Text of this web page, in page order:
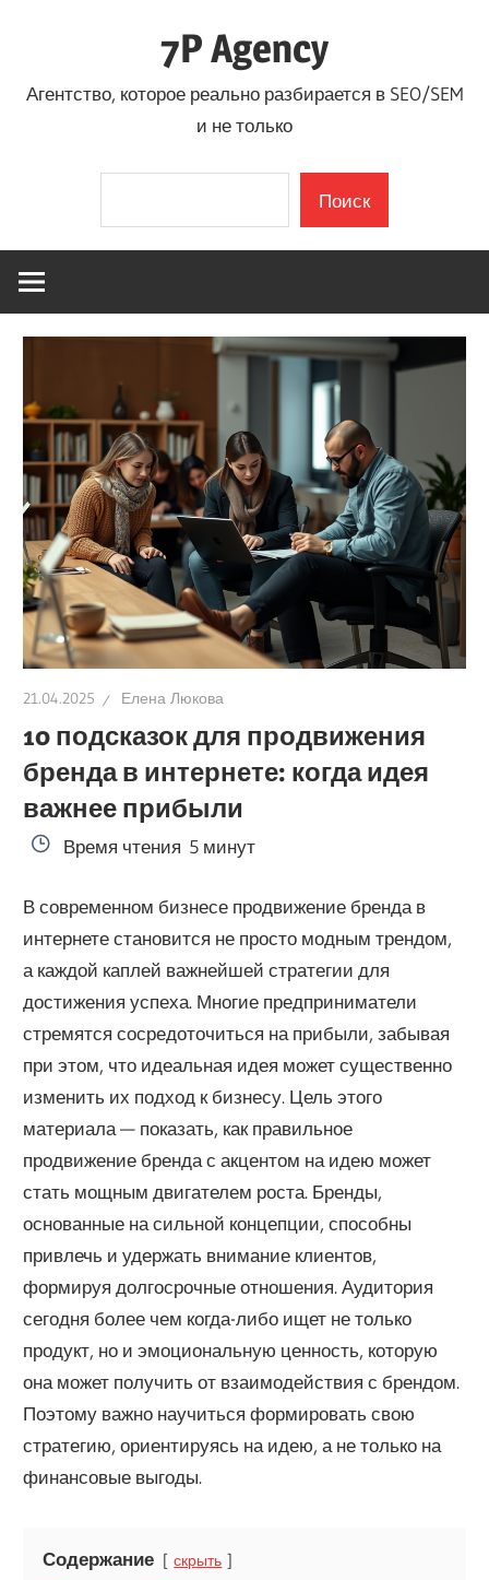
7P Agency
Агентство, которое реально разбирается в SEO/SEM
и не только
Поиск
21.04.2025 Елена Люкова
10 подсказок для продвижения
бренда в интернете: когда идея
важнее прибыли
Время чтения 5 минут
В современном бизнесе продвижение бренда в
интернете становится не просто модным трендом,
а каждой каплей важнейшей стратегии для
достижения успеха. Многие предприниматели
стремятся сосредоточиться на прибыли, забывая
при этом, что идеальная идея может существенно
изменить их подход к бизнесу. Цель этого
материала — показать, как правильное
продвижение бренда с акцентом на идею может
стать мощным двигателем роста. Бренды,
основанные на сильной концепции, способны
привлечь и удержать внимание клиентов,
формируя долгосрочные отношения. Аудитория
сегодня более чем когда-либо ищет не только
продукт, но и эмоциональную ценность, которую
она может получить от взаимодействия с брендом.
Поэтому важно научиться формировать свою
стратегию, ориентируясь на идею, а не только на
финансовые выгоды.
Содержание скрыть